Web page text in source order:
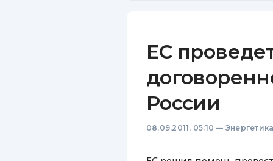
ЕС
России
08.09.2011, 05:10 — Энергетика